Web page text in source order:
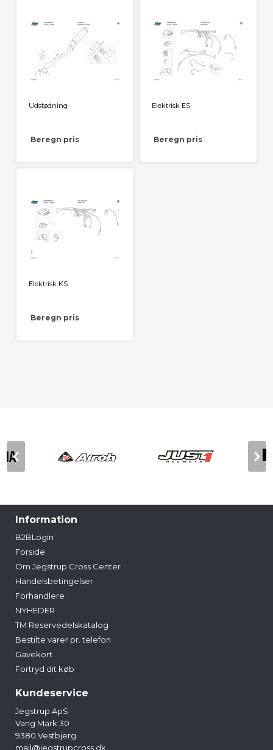
Udstødning
Beregn pris
Elektrisk ES
Beregn pris
Elektrisk KS
Beregn pris
Information
B2BLogin
Forside
Om Jegstrup Cross Center
Handelsbetingelser
Forhandlere
NYHEDER
TM Reservedelskatalog
Bestilte varer pr. telefon
Gavekort
Fortryd dit køb
Kundeservice
Jegstrup ApS
Vang Mark 30
9380 Vestbjerg
mail@jegstrupcross.dk